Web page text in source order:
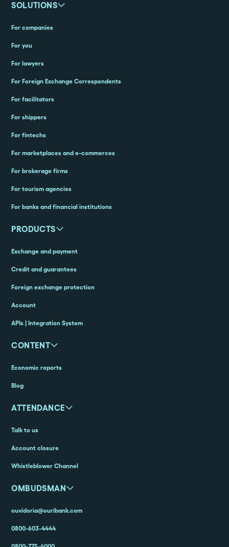
SOLUTIONS
For companies
For you
For lawyers
For Foreign Exchange Correspondents
For facilitators
For shippers
For fintechs
For marketplaces and e-commerces
For brokerage firms
For tourism agencies
For banks and financial institutions
PRODUCTS
Exchange and payment
Credit and guarantees
Foreign exchange protection
Account
APIs | Integration System
CONTENT
Economic reports
Blog
ATTENDANCE
Talk to us
Account closure
Whistleblower Channel
OMBUDSMAN
ouvidoria@ouribank.com
0800-603-4444